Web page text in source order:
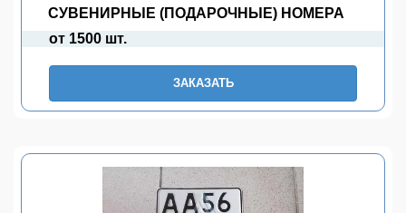
СУВЕНИРНЫЕ (ПОДАРОЧНЫЕ) НОМЕРА
от 1500 шт.
ЗАКАЗАТЬ